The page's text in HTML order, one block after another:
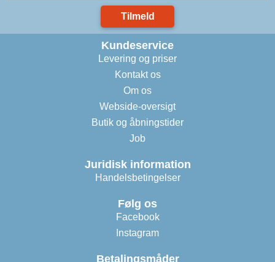
Tilmeld
Kundeservice
Levering og priser
Kontakt os
Om os
Webside-oversigt
Butik og åbningstider
Job
Juridisk information
Handelsbetingelser
Følg os
Facebook
Instagram
Betalingsmåder